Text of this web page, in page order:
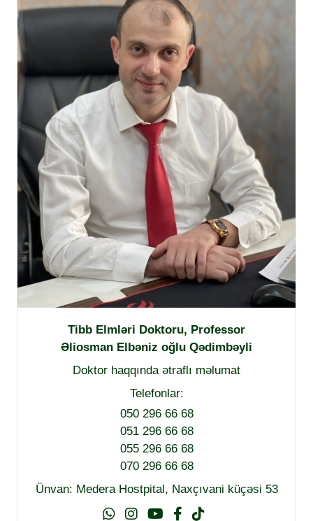
Tibb Elmləri Doktoru, Professor
Əliosman Elbəniz oğlu Qədimbəyli
Doktor haqqında ətraflı məlumat
Telefonlar:
050 296 66 68
051 296 66 68
055 296 66 68
070 296 66 68
Ünvan: Medera Hostpital, Naxçıvani küçəsi 53